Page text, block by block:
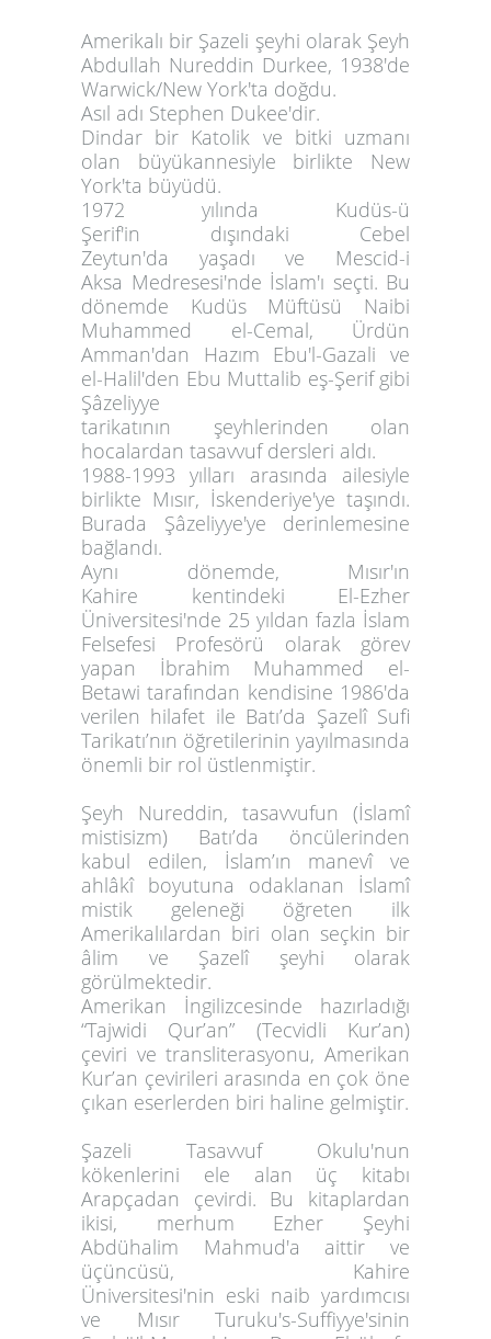
Amerikalı bir Şazeli şeyhi olarak Şeyh
Abdullah Nureddin Durkee, 1938'de
Warwick/New York'ta doğdu.
Asıl adı Stephen Dukee'dir.
Dindar bir Katolik ve bitki uzmanı
olan büyükannesiyle birlikte New
York'ta büyüdü.
1972 yılında Kudüs-ü
Şerif'in dışındaki Cebel
Zeytun'da yaşadı ve Mescid-i
Aksa Medresesi'nde İslam'ı seçti. Bu
dönemde Kudüs Müftüsü Naibi
Muhammed el-Cemal, Ürdün
Amman'dan Hazım Ebu'l-Gazali ve
el-Halil'den Ebu Muttalib eş-Şerif gibi
Şâzeliyye
tarikatının şeyhlerinden olan
hocalardan tasavvuf dersleri aldı.
1988-1993 yılları arasında ailesiyle
birlikte Mısır, İskenderiye'ye taşındı.
Burada Şâzeliyye'ye derinlemesine
bağlandı.
Aynı dönemde, Mısır'ın
Kahire kentindeki El-Ezher
Üniversitesi'nde 25 yıldan fazla İslam
Felsefesi Profesörü olarak görev
yapan İbrahim Muhammed el-
Betawi tarafından kendisine 1986'da
verilen hilafet ile Batı’da Şazelî Sufi
Tarikatı’nın öğretilerinin yayılmasında
önemli bir rol üstlenmiştir.
Şeyh Nureddin, tasavvufun (İslamî
mistisizm) Batı’da öncülerinden
kabul edilen, İslam’ın manevî ve
ahlâkî boyutuna odaklanan İslamî
mistik geleneği öğreten ilk
Amerikalılardan biri olan seçkin bir
âlim ve Şazelî şeyhi olarak
görülmektedir.
Amerikan İngilizcesinde hazırladığı
“Tajwidi Qur’an” (Tecvidli Kur’an)
çeviri ve transliterasyonu, Amerikan
Kur’an çevirileri arasında en çok öne
çıkan eserlerden biri haline gelmiştir.
Şazeli Tasavvuf Okulu'nun
kökenlerini ele alan üç kitabı
Arapçadan çevirdi. Bu kitaplardan
ikisi, merhum Ezher Şeyhi
Abdühalim Mahmud'a aittir ve
üçüncüsü, Kahire
Üniversitesi'nin eski naib yardımcısı
ve Mısır Turuku's-Suffiyye'sinin